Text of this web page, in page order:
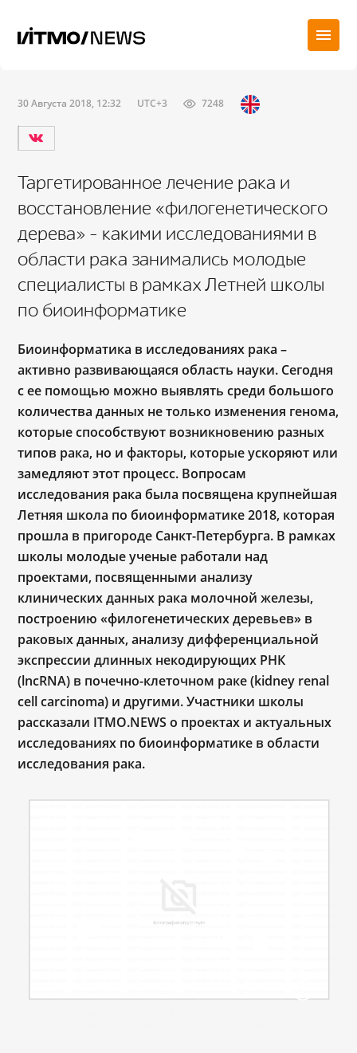
30 Августа 2018, 12:32 UTC+3 7248
Таргетированное лечение рака и
восстановление «филогенетического
дерева» – какими исследованиями в
области рака занимались молодые
специалисты в рамках Летней школы
по биоинформатике
Биоинформатика в исследованиях рака –
активно развивающаяся область науки. Сегодня
с ее помощью можно выявлять среди большого
количества данных не только изменения генома,
которые способствуют возникновению разных
типов рака, но и факторы, которые ускоряют или
замедляют этот процесс. Вопросам
исследования рака была посвящена крупнейшая
Летняя школа по биоинформатике 2018, которая
прошла в пригороде Санкт-Петербурга. В рамках
школы молодые ученые работали над
проектами, посвященными анализу
клинических данных рака молочной железы,
построению «филогенетических деревьев» в
раковых данных, анализу дифференциальной
экспрессии длинных некодирующих РНК
(lncRNA) в почечно-клеточном раке (kidney renal
cell carcinoma) и другими. Участники школы
рассказали ITMO.NEWS о проектах и актуальных
исследованиях по биоинформатике в области
исследования рака.